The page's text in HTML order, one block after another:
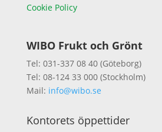
Cookie Policy
WIBO Frukt och Grönt
Tel: 031-337 08 40 (Göteborg)
Tel: 08-124 33 000 (Stockholm)
Mail: info@wibo.se
Kontorets öppettider